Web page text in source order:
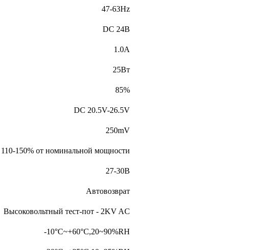
47-63Hz
DC 24В
1.0А
25Вт
85%
DC 20.5V-26.5V
250mV
110-150% от номинальной мощности
27-30В
Автовозврат
Высоковольтный тест-пот - 2KV AC
-10°C~+60°C,20~90%RH